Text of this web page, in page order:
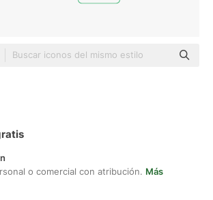
Color
o comercial con atribución. Más